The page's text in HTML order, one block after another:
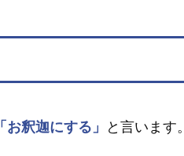
「お釈迦にする」 と言います。